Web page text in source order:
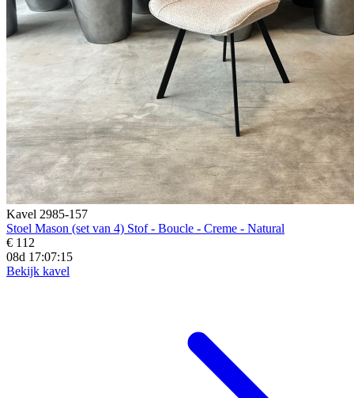
Kavel 2985-157
Stoel Mason (set van 4) Stof - Boucle - Creme - Natural
€ 112
08d 17:07:13
Bekijk kavel